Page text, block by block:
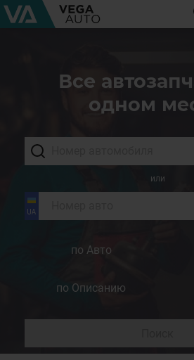
Все
одном
или
по Авто
по Описанию